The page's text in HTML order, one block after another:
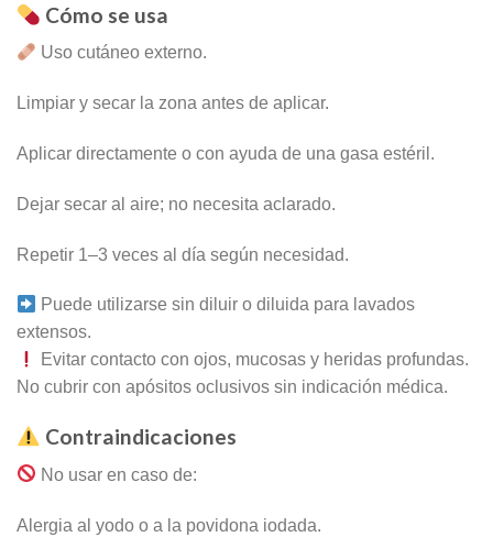
Cómo se usa
Uso cutáneo externo.
Limpiar y secar la zona antes de aplicar.
Aplicar directamente o con ayuda de una gasa estéril.
Dejar secar al aire; no necesita aclarado.
Repetir 1–3 veces al día según necesidad.
Puede utilizarse sin diluir o diluida para lavados
extensos.
Evitar contacto con ojos, mucosas y heridas profundas.
No cubrir con apósitos oclusivos sin indicación médica.
Contraindicaciones
No usar en caso de:
Alergia al yodo o a la povidona iodada.